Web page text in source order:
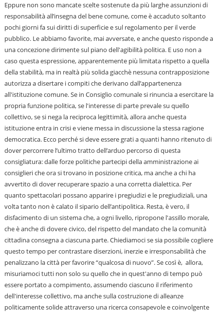
Eppure non sono mancate scelte sostenute da più larghe assunzioni di
responsabilità all’insegna del bene comune, come è accaduto soltanto
pochi giorni fa sui diritti di superficie e sul regolamento per il verde
pubblico. Le abbiamo favorite, mai avversate, e anche questo risponde a
una concezione dirimente sul piano dell'agibilità politica. E uso non a
caso questa espressione, apparentemente più limitata rispetto a quella
della stabilità, ma in realtà più solida giacchè nessuna contrapposizione
autorizza a disertare i compiti che derivano dall’appartenenza
all'istituzione comune. Se in Consiglio comunale si rinuncia a esercitare la
propria funzione politica, se l'interesse di parte prevale su quello
collettivo, se si nega la reciproca legittimità, allora anche questa
istituzione entra in crisi e viene messa in discussione la stessa ragione
democratica. Ecco perché si deve essere grati a quanti hanno ritenuto di
dover percorrere l’ultimo tratto dell’arduo percorso di questa
consigliatura: dalle forze politiche partecipi della amministrazione ai
consiglieri che ora si trovano in posizione critica, ma anche a chi ha
avvertito di dover recuperare spazio a una corretta dialettica. Per
quanto spettacolari possano apparire i pregiudizi e le pregiudiziali, una
volta tanto non è calato il sipario dell’antipolitica. Resta, è vero, il
disfacimento di un sistema che, a ogni livello, ripropone l'assillo morale,
che è anche di dovere civico, del rispetto del mandato che la comunità
cittadina consegna a ciascuna parte. Chiediamoci se sia possibile cogliere
questo tempo per contrastare diserzioni, inerzie e irresponsabilità che
penalizzano la città per favorire “qualcosa di nuovo”. Se così è, allora,
misuriamoci tutti non solo su quello che in quest'anno di tempo può
essere portato a compimento, assumendo ciascuno il riferimento
dell'interesse collettivo, ma anche sulla costruzione di alleanze
politicamente solide attraverso una ricerca consapevole e coinvolgente